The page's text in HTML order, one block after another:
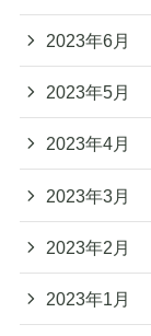
2023年6月
2023年5月
2023年4月
2023年3月
2023年2月
2023年1月